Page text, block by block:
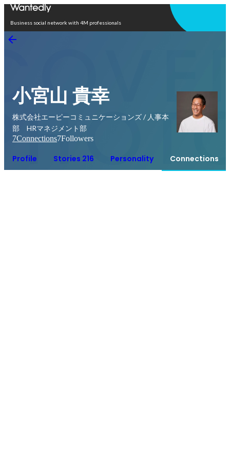
Business social network with 4M professionals
小宮山 貴幸
株式会社エーピーコミュニケーションズ / 人事本
部 HRマネジメント部
7Connections7Followers
Profile Stories 216 Personality Connections